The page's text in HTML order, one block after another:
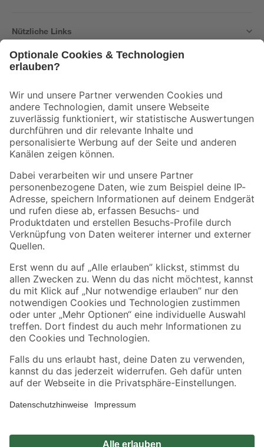
Nützliche Links
Der toom Newsletter: Keine Angebote und Aktionen mehr verpassen!
Zur Newsletter Anmeldung
Folge uns
Zahlungsarten Versandarten
Sicher einkaufen
Jetzt die toom-App herunterladen
Alle Preisangaben in EUR inkl. gesetzl. MwSt.. Die dargestellten Angebote sind unter
Umständen nicht in allen Märkten verfügbar. Die angegebenen Verfügbarkeiten beziehen
Produkte nur solange der Vorrat reicht.
*Paketversand ab 59 € versandkostenfrei, gilt nicht für Artikel mit Speditionsversand, hier
Privatsphäre Impressum